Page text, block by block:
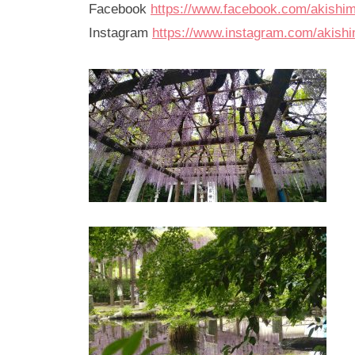
Facebook https://www.facebook.com/
Instagram https://www.instagram.com/